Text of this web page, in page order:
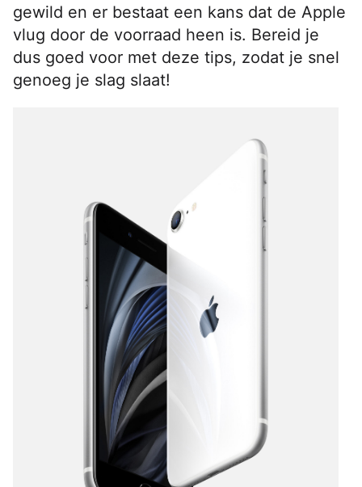
gewild en er bestaat een kans dat de Apple
vlug door de voorraad heen is. Bereid je
dus goed voor met deze tips, zodat je snel
genoeg je slag slaat!